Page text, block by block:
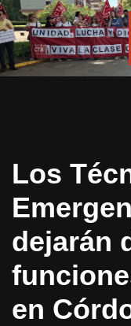
Saltar
al
contenido
Los
dejarán
en